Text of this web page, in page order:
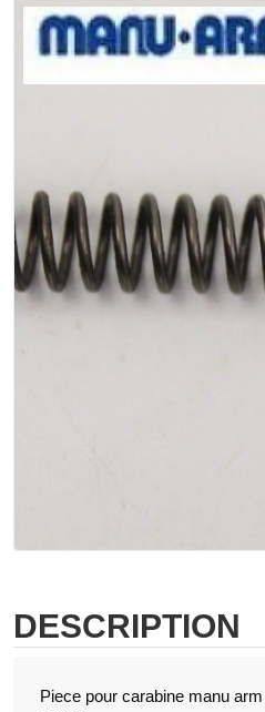
DESCRIPTION
Piece pour carabine manu